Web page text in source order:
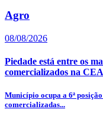
Agro
08/08/2026
Piedade está entre os
comercializados na
Município ocupa a 6ª
comercializadas...